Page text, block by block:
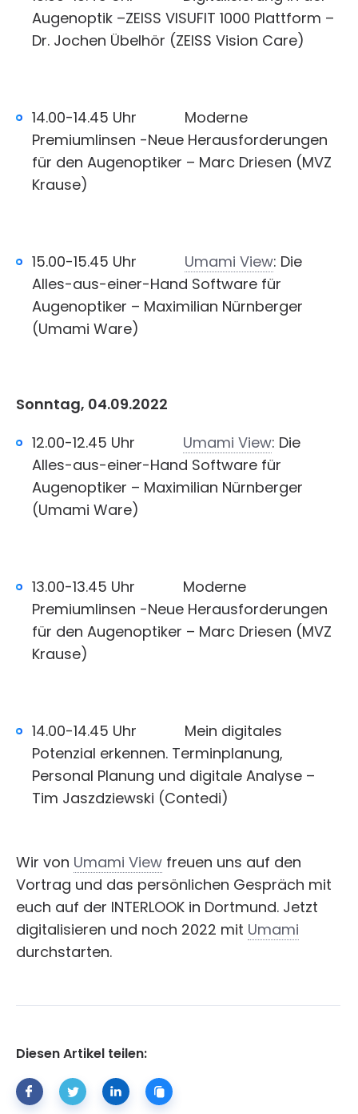
Augenoptik –ZEISS VISUFIT 1000 Plattform –
Dr. Jochen Übelhör (ZEISS Vision Care)
14.00-14.45 Uhr Moderne
Premiumlinsen -Neue Herausforderungen
für den Augenoptiker – Marc Driesen (MVZ
Krause)
15.00-15.45 Uhr Umami View: Die
Alles-aus-einer-Hand Software für
Augenoptiker – Maximilian Nürnberger
(Umami Ware)
Sonntag, 04.09.2022
12.00-12.45 Uhr Umami View: Die
Alles-aus-einer-Hand Software für
Augenoptiker – Maximilian Nürnberger
(Umami Ware)
13.00-13.45 Uhr Moderne
Premiumlinsen -Neue Herausforderungen
für den Augenoptiker – Marc Driesen (MVZ
Krause)
14.00-14.45 Uhr Mein digitales
Potenzial erkennen. Terminplanung,
Personal Planung und digitale Analyse –
Tim Jaszdziewski (Contedi)
Wir von Umami View freuen uns auf den
Vortrag und das persönlichen Gespräch mit
euch auf der INTERLOOK in Dortmund. Jetzt
digitalisieren und noch 2022 mit Umami
durchstarten.
Diesen Artikel teilen: